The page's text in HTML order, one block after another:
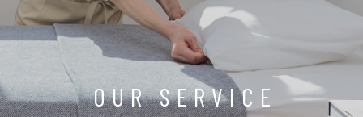
サービス一覧
ご契約者さま限定サ
会社紹介
OUR SERVICE